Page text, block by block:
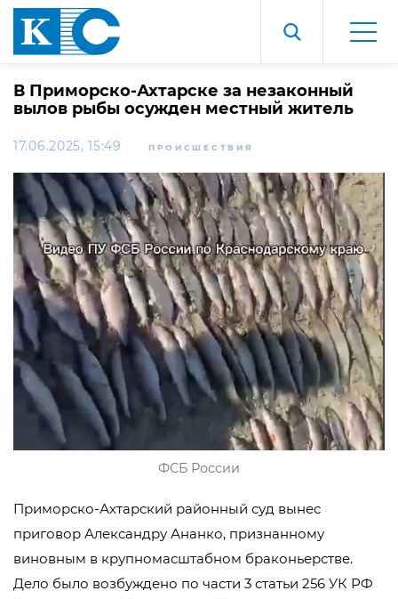
В Приморско-Ахтарске за незаконный
вылов рыбы осужден местный житель
17.06.2025, 15:49 ПРОИСШЕСТВИЯ
ФСБ России
Приморско-Ахтарский районный суд вынес
приговор Александру Ананко, признанному
виновным в крупномасштабном браконьерстве.
Дело было возбуждено по части 3 статьи 256 УК РФ